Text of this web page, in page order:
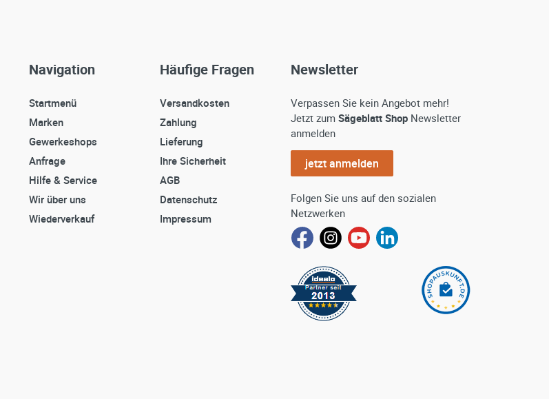
Navigation
Startmenü
Marken
Gewerkeshops
Anfrage
Hilfe & Service
Wir über uns
Wiederverkauf
Häufige Fragen
Versandkosten
Zahlung
Lieferung
Ihre Sicherheit
AGB
Datenschutz
Impressum
Newsletter
Verpassen Sie kein Angebot mehr!
Jetzt zum Sägeblatt Shop Newsletter
anmelden
jetzt anmelden
Folgen Sie uns auf den sozialen
Netzwerken